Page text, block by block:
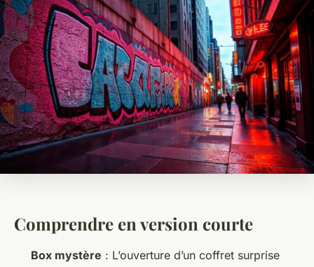
Comprendre en version courte
Box mystère : L’ouverture d’un coffret surprise